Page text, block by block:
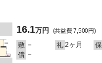
16.1万円 (共益費 7,500円)
敷 － 礼 2ヶ月 保
償 －